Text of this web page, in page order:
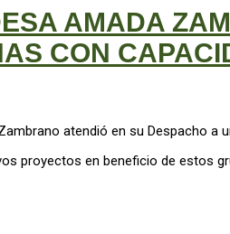
AMADA
CON
atendió en su Despacho a
proyectos en beneficio de estos